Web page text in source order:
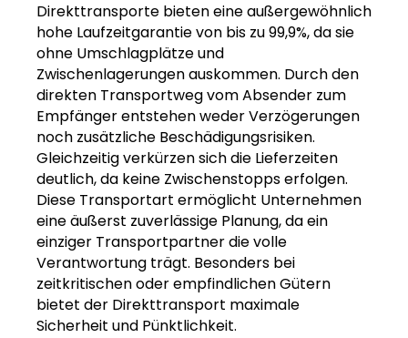
Direkttransporte bieten eine außergewöhnlich
hohe Laufzeitgarantie von bis zu 99,9%, da sie
ohne Umschlagplätze und
Zwischenlagerungen auskommen. Durch den
direkten Transportweg vom Absender zum
Empfänger entstehen weder Verzögerungen
noch zusätzliche Beschädigungsrisiken.
Gleichzeitig verkürzen sich die Lieferzeiten
deutlich, da keine Zwischenstopps erfolgen.
Diese Transportart ermöglicht Unternehmen
eine äußerst zuverlässige Planung, da ein
einziger Transportpartner die volle
Verantwortung trägt. Besonders bei
zeitkritischen oder empfindlichen Gütern
bietet der Direkttransport maximale
Sicherheit und Pünktlichkeit.